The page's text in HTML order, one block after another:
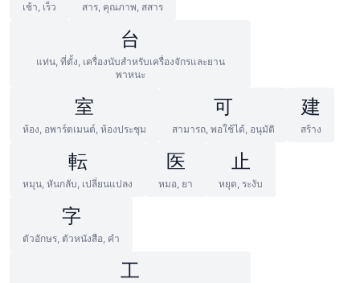
เช้า, เร็ว สาร, คุณภาพ, สสาร
台
แท่น, ที่ตั้ง, เครื่องนับสำหรับเครื่องจักรและยาน
พาหนะ
室
ห้อง, อพาร์ตเมนต์, ห้องประชุม
可
สามารถ, พอใช้ได้, อนุมัติ
建
สร้าง
転
หมุน, หันกลับ, เปลี่ยนแปลง
医
หมอ, ยา
止
หยุด, ระงับ
字
ตัวอักษร, ตัวหนังสือ, คำ
工